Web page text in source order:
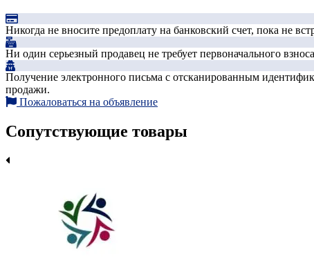
Никогда не вносите предоплату на банковский счет, пока не
Ни один серьезный продавец не требует первоначального
Получение электронного письма с отсканированным
продажи.
Пожаловаться на объявление
Сопутствующие товары